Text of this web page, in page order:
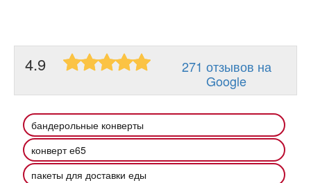
4.9
271 отзывов на
Google
бандерольные конверты
конверт е65
пакеты для доставки еды